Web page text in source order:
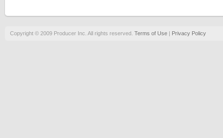
Copyright © 2009 Producer Inc. All rights reserved. Terms of Use| Privacy Policy